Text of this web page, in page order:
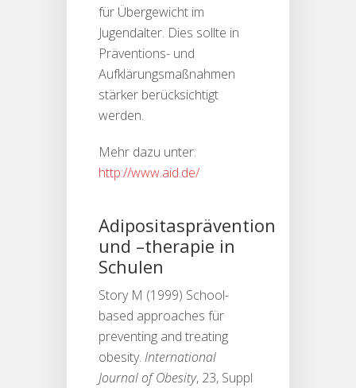
für Übergewicht im
Jugendalter. Dies sollte in
Präventions- und
Aufklärungsmaßnahmen
stärker berücksichtigt
werden.
Mehr dazu unter:
http://www.aid.de/
Adipositasprävention
und –therapie in
Schulen
Story M (1999) School-
based approaches für
preventing and treating
obesity. International
Journal of Obesity, 23, Suppl